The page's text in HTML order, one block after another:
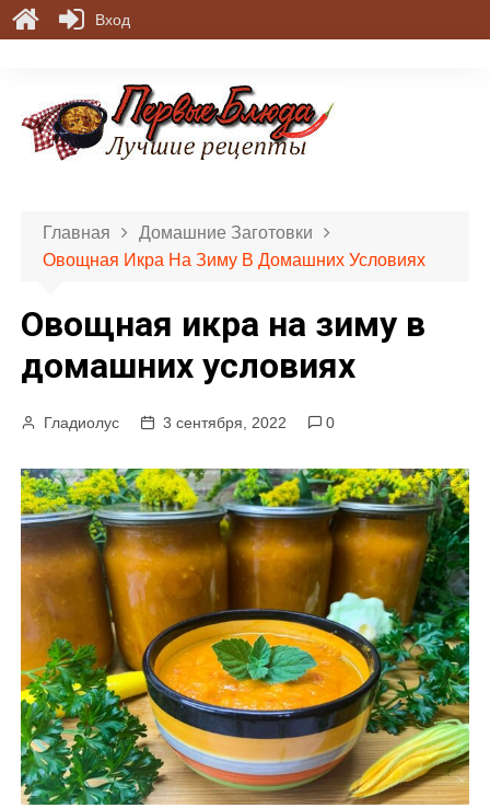
Главная
Домашние Заготовки
Овощная Икра На Зиму В Домашних Условиях
Овощная икра на зиму в
домашних условиях
Гладиолус 3 сентября, 2022 0
Вход